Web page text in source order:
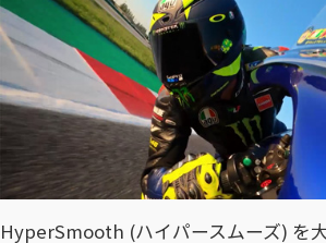
HyperSmooth (ハイパースムーズ) を